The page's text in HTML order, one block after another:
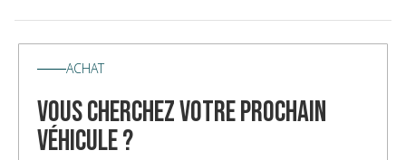
ACHAT
vous cherchez votre prochain
véhicule ?